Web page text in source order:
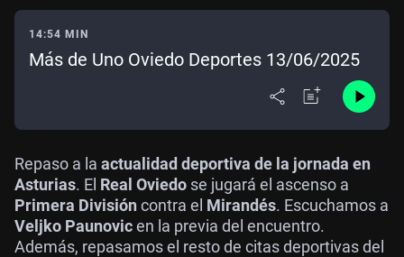
14:54 MIN
Más de Uno Oviedo Deportes 13/06/2025
Repaso a la actualidad deportiva de la jornada en
Asturias. El Real Oviedo se jugará el ascenso a
Primera Divisióncontra el Mirandés. Escuchamos a
Veljko Paunovicen la previa del encuentro.
Además, repasamos el resto de citas deportivas del